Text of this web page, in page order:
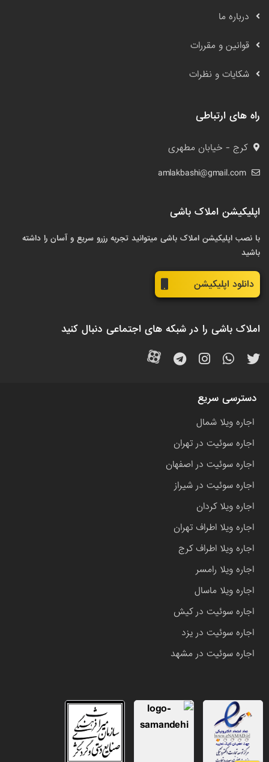
درباره ما
قوانین و مقررات
شکایات و نظرات
راه های ارتباطی
کرج - خیابان مطهری
amlakbashi@gmail.com
اپلیکیشن املاک باشی
با نصب اپلیکیشن املاک باشی میتوانید تجربه رزرو سریع و آسان را داشته
باشید
دانلود اپلیکیشن
املاک باشی را در شبکه های اجتماعی دنبال کنید
دسترسی سریع
اجاره ویلا شمال
اجاره سوئیت در تهران
اجاره سوئیت در اصفهان
اجاره سوئیت در شیراز
اجاره ویلا کردان
اجاره ویلا اطراف تهران
اجاره ویلا اطراف کرج
اجاره ویلا رامسر
اجاره ویلا ماسال
اجاره سوئیت در کیش
اجاره سوئیت در یزد
اجاره سوئیت در مشهد